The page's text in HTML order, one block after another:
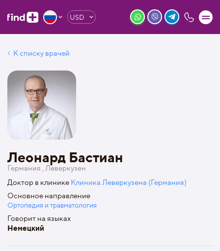
USD
К списку врачей
Леонард Бастиан
Германия , Леверкузен
Доктор в клинике Клиника Леверкузена (Германия)
Основное направление
Ортопедия и травматология
Говорит на языках
Немецкий